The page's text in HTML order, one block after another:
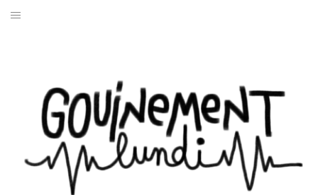
Aller
🎶CLUB GOUINE
👅 AVEC LA LANGUE
🌇 REPORTAGES